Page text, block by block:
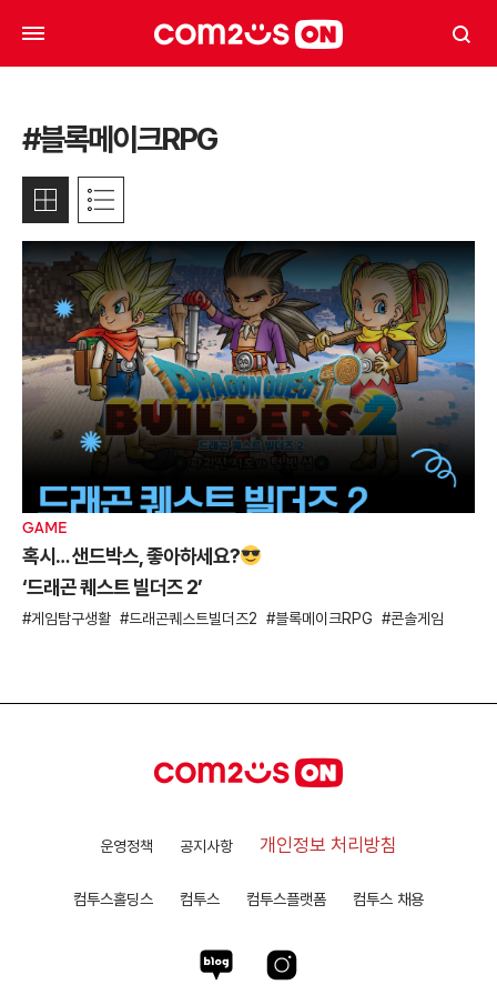
#블록메이크RPG
GAME
혹시… 샌드박스, 좋아하세요?
‘드래곤 퀘스트 빌더즈 2’
게임탐구생활 드래곤퀘스트빌더즈2 블록메이크RPG 콘솔게임
운영정책 공지사항 개인정보 처리방침
컴투스홀딩스 컴투스 컴투스플랫폼 컴투스 채용